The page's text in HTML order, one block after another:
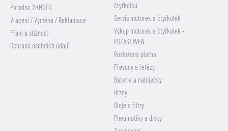
Poradna 2HMOTO
Vrácení / Výměna / Reklamace
Přání a stížnosti
Ochrana osobních údajů
čtyřkolku
Servis motorek a čtyřkolek
Výkup motorek a čtyřkolek -
POZASTAVEN
Rozložená platba
Převody a řetězy
Baterie a nabíječky
Brzdy
Oleje a filtry
Pneumatiky a disky